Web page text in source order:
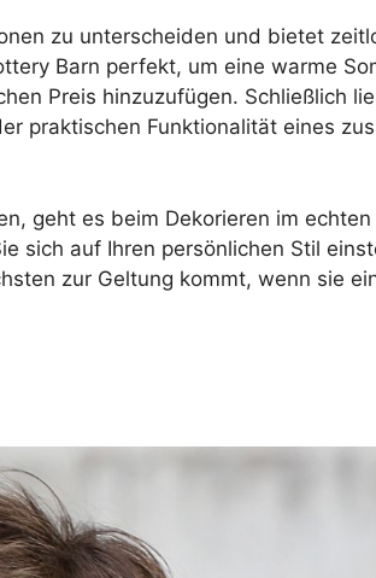
zu unterscheiden und bietet
Barn perfekt, um eine warme
Preis hinzuzufügen. Schließlich
praktischen Funktionalität eines
geht es beim Dekorieren im
sich auf Ihren persönlichen Stil
zur Geltung kommt, wenn sie